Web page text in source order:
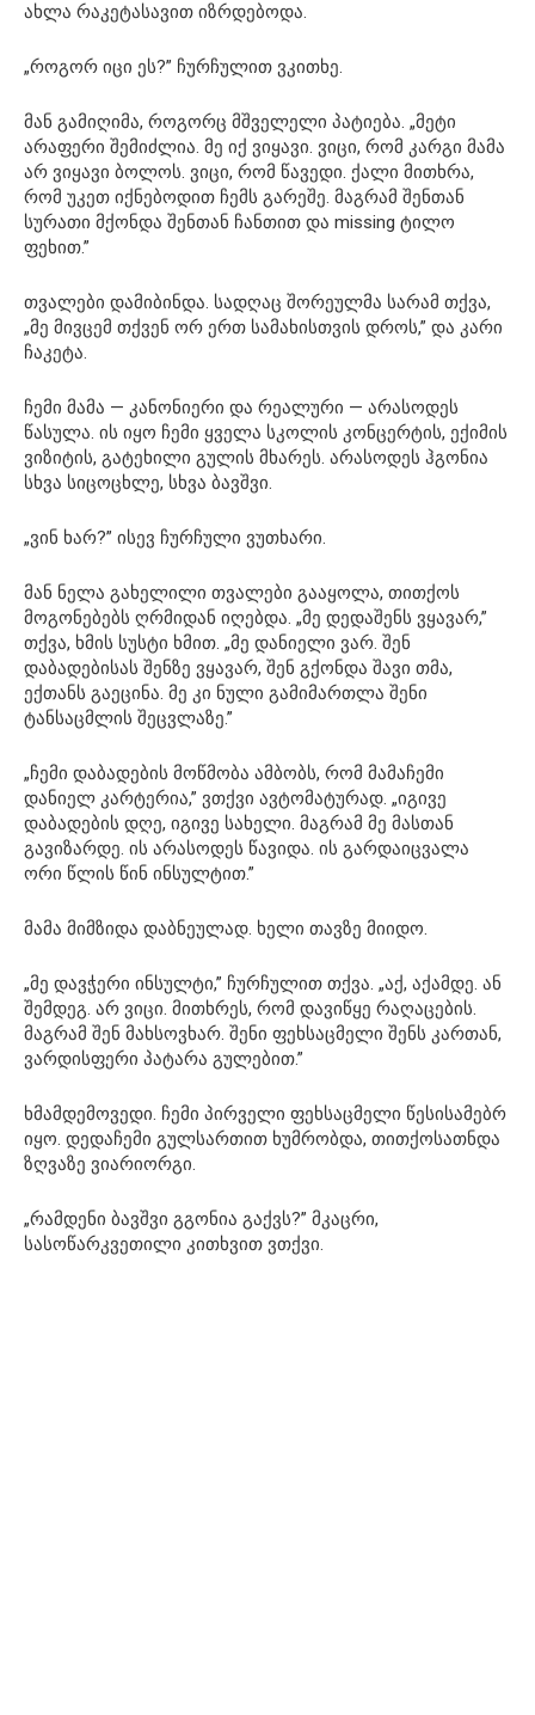
ახლა რაკეტასავით იზრდებოდა.
„როგორ იცი ეს?” ჩურჩულით ვკითხე.
მან გამიღიმა, როგორც მშველელი პატიება. „მეტი
არაფერი შემიძლია. მე იქ ვიყავი. ვიცი, რომ კარგი მამა
არ ვიყავი ბოლოს. ვიცი, რომ წავედი. ქალი მითხრა,
რომ უკეთ იქნებოდით ჩემს გარეშე. მაგრამ შენთან
სურათი მქონდა შენთან ჩანთით და missing ტილო
ფეხით.”
თვალები დამიბინდა. სადღაც შორეულმა სარამ თქვა,
„მე მივცემ თქვენ ორ ერთ სამახისთვის დროს,” და კარი
ჩაკეტა.
ჩემი მამა — კანონიერი და რეალური — არასოდეს
წასულა. ის იყო ჩემი ყველა სკოლის კონცერტის, ექიმის
ვიზიტის, გატეხილი გულის მხარეს. არასოდეს ჰგონია
სხვა სიცოცხლე, სხვა ბავშვი.
„ვინ ხარ?” ისევ ჩურჩული ვუთხარი.
მან ნელა გახელილი თვალები გააყოლა, თითქოს
მოგონებებს ღრმიდან იღებდა. „მე დედაშენს ვყავარ,”
თქვა, ხმის სუსტი ხმით. „მე დანიელი ვარ. შენ
დაბადებისას შენზე ვყავარ, შენ გქონდა შავი თმა,
ექთანს გაეცინა. მე კი ნული გამიმართლა შენი
ტანსაცმლის შეცვლაზე.”
„ჩემი დაბადების მოწმობა ამბობს, რომ მამაჩემი
დანიელ კარტერია,” ვთქვი ავტომატურად. „იგივე
დაბადების დღე, იგივე სახელი. მაგრამ მე მასთან
გავიზარდე. ის არასოდეს წავიდა. ის გარდაიცვალა
ორი წლის წინ ინსულტით.”
მამა მიმზიდა დაბნეულად. ხელი თავზე მიიდო.
„მე დავჭერი ინსულტი,” ჩურჩულით თქვა. „აქ, აქამდე. ან
შემდეგ. არ ვიცი. მითხრეს, რომ დავიწყე რაღაცების.
მაგრამ შენ მახსოვხარ. შენი ფეხსაცმელი შენს კართან,
ვარდისფერი პატარა გულებით.”
ხმამდემოვედი. ჩემი პირველი ფეხსაცმელი წესისამებრ
იყო. დედაჩემი გულსართით ხუმრობდა, თითქოსათნდა
ზღვაზე ვიარიორგი.
„რამდენი ბავშვი გგონია გაქვს?” მკაცრი,
სასოწარკვეთილი კითხვით ვთქვი.